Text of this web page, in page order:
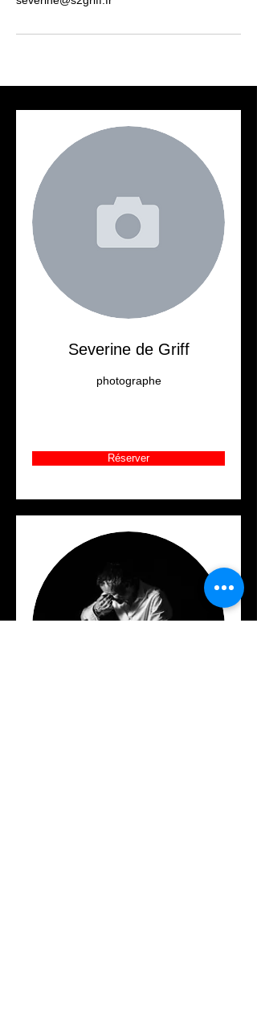
Severine de Griff
photographe
Réserver